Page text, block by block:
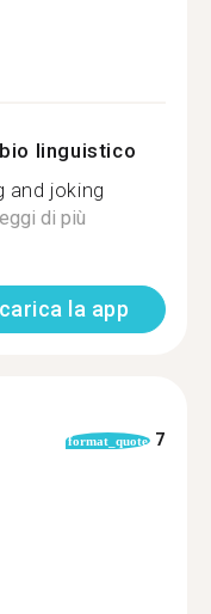
linguistico
and joking
di più
la app
format_quote 7